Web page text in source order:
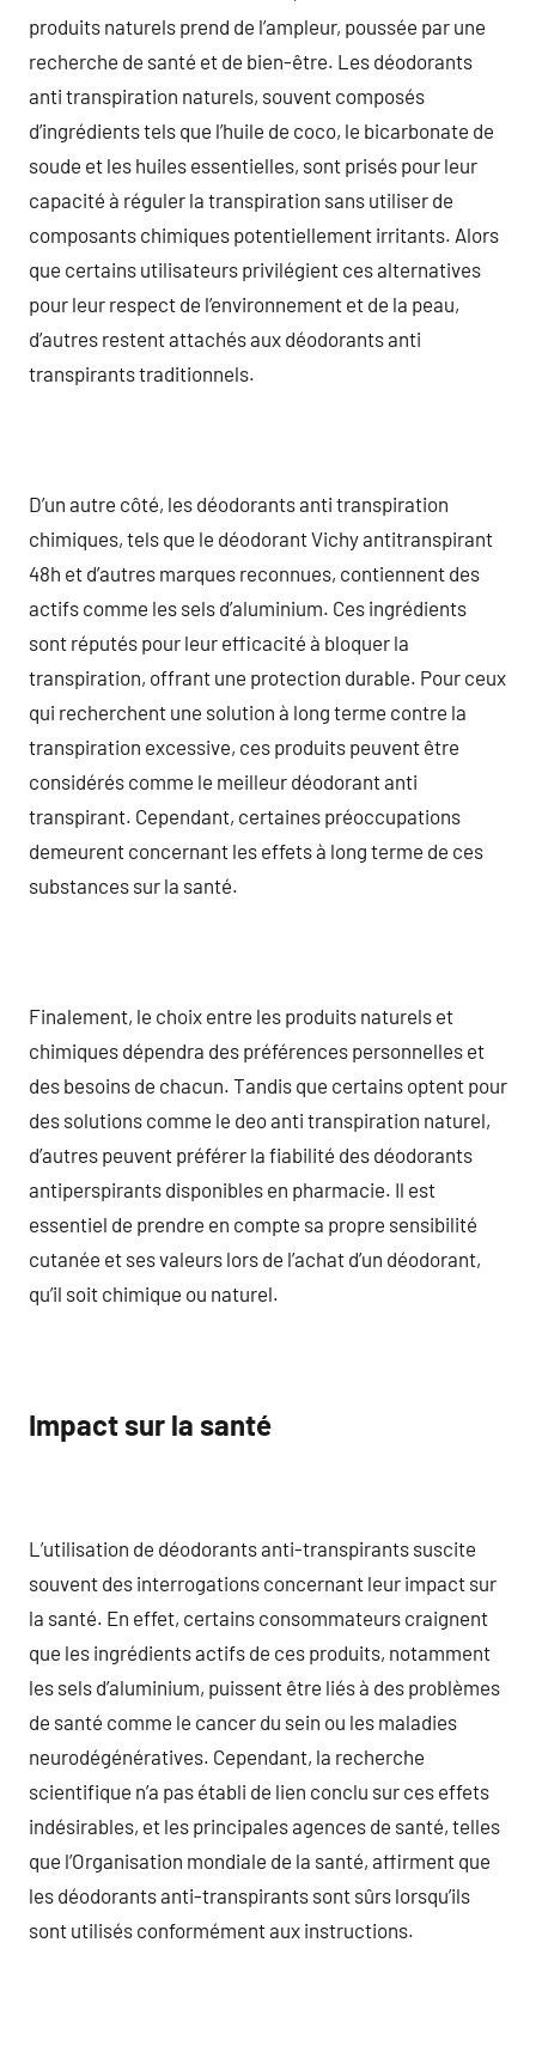
produits naturels prend de l’ampleur, poussée par une
recherche de santé et de bien-être. Les déodorants
anti transpiration naturels, souvent composés
d’ingrédients tels que l’huile de coco, le bicarbonate de
soude et les huiles essentielles, sont prisés pour leur
capacité à réguler la transpiration sans utiliser de
composants chimiques potentiellement irritants. Alors
que certains utilisateurs privilégient ces alternatives
pour leur respect de l’environnement et de la peau,
d’autres restent attachés aux déodorants anti
transpirants traditionnels.
D’un autre côté, les déodorants anti transpiration
chimiques, tels que le déodorant Vichy antitranspirant
48h et d’autres marques reconnues, contiennent des
actifs comme les sels d’aluminium. Ces ingrédients
sont réputés pour leur efficacité à bloquer la
transpiration, offrant une protection durable. Pour ceux
qui recherchent une solution à long terme contre la
transpiration excessive, ces produits peuvent être
considérés comme le meilleur déodorant anti
transpirant. Cependant, certaines préoccupations
demeurent concernant les effets à long terme de ces
substances sur la santé.
Finalement, le choix entre les produits naturels et
chimiques dépendra des préférences personnelles et
des besoins de chacun. Tandis que certains optent pour
des solutions comme le deo anti transpiration naturel,
d’autres peuvent préférer la fiabilité des déodorants
antiperspirants disponibles en pharmacie. Il est
essentiel de prendre en compte sa propre sensibilité
cutanée et ses valeurs lors de l’achat d’un déodorant,
qu’il soit chimique ou naturel.
Impact sur la santé
L’utilisation de déodorants anti-transpirants suscite
souvent des interrogations concernant leur impact sur
la santé. En effet, certains consommateurs craignent
que les ingrédients actifs de ces produits, notamment
les sels d’aluminium, puissent être liés à des problèmes
de santé comme le cancer du sein ou les maladies
neurodégénératives. Cependant, la recherche
scientifique n’a pas établi de lien conclu sur ces effets
indésirables, et les principales agences de santé, telles
que l’Organisation mondiale de la santé, affirment que
les déodorants anti-transpirants sont sûrs lorsqu’ils
sont utilisés conformément aux instructions.